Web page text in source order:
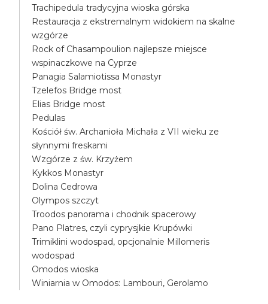
Trachipedula tradycyjna wioska górska
Restauracja z ekstremalnym widokiem na skalne
wzgórze
Rock of Chasampoulion najlepsze miejsce
wspinaczkowe na Cyprze
Panagia Salamiotissa Monastyr
Tzelefos Bridge most
Elias Bridge most
Pedulas
Kościół św. Archanioła Michała z VII wieku ze
słynnymi freskami
Wzgórze z św. Krzyżem
Kykkos Monastyr
Dolina Cedrowa
Olympos szczyt
Troodos panorama i chodnik spacerowy
Pano Platres, czyli cyprysjkie Krupówki
Trimiklini wodospad, opcjonalnie Millomeris
wodospad
Omodos wioska
Winiarnia w Omodos: Lambouri, Gerolamo